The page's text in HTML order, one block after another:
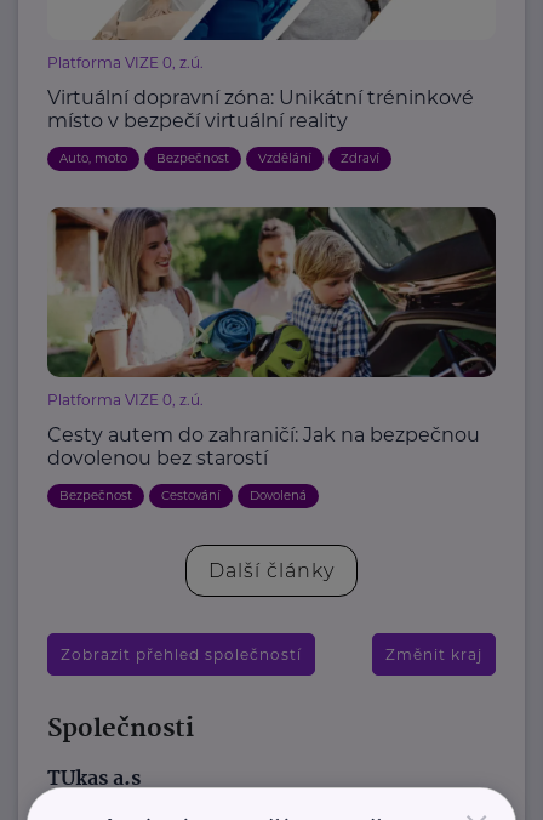
Platforma VIZE 0, z.ú.
Virtuální dopravní zóna: Unikátní tréninkové
místo v bezpečí virtuální reality
Auto, moto Bezpečnost Vzdělání Zdraví
Platforma VIZE 0, z.ú.
Cesty autem do zahraničí: Jak na bezpečnou
dovolenou bez starostí
Bezpečnost Cestování Dovolená
Další články
Zobrazit přehled společností Změnit kraj
Společnosti
TUkas a.s
K Hrušovu 344/6 Štěrboholy, Praha 10